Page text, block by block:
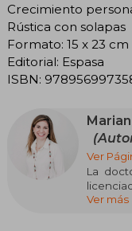
Crecimiento
Rústica con solapas
Formato: 15 x 23 cm
Editorial: Espasa
ISBN:
Ver
La
Ver más